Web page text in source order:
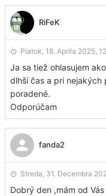
RiFeK
Piatok, 18. Apríla 2025,
Ja sa tiež ohlasujem
dlhší čas a pri nejakých
poradené.
Odporúčam
fanda2
Streda, 31. Decembra
Dobrý den ,mám od